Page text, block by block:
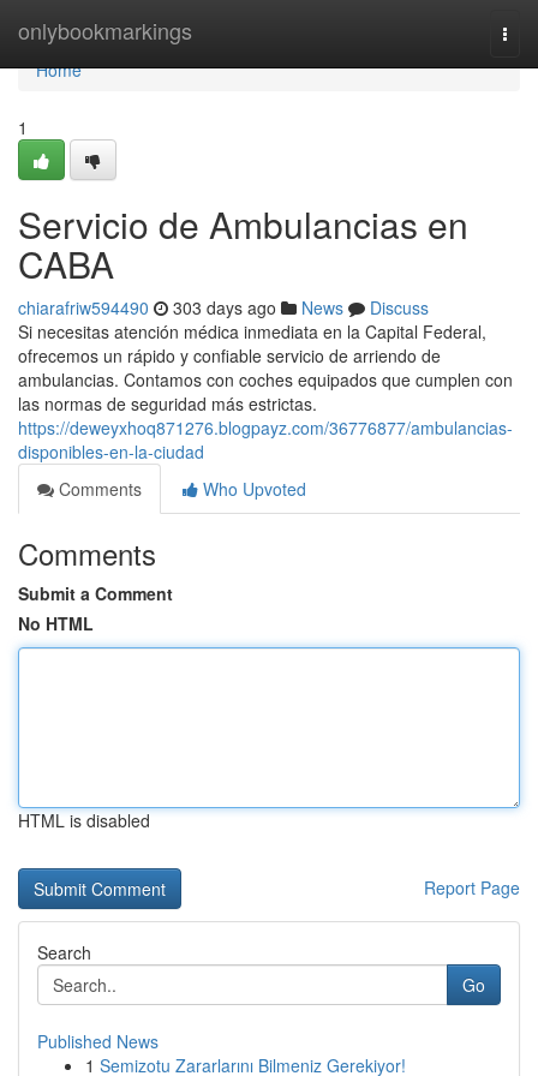
onlybookmarkings
Home
Home
1
Servicio de Ambulancias en
CABA
chiarafriw594490 303 days ago News
Discuss
Si necesitas atención médica inmediata en la Capital Federal,
ofrecemos un rápido y confiable servicio de arriendo de
ambulancias. Contamos con coches equipados que cumplen con
las normas de seguridad más estrictas.
https://deweyxhoq871276.blogpayz.com/36776877/ambulancias-
disponibles-en-la-ciudad
Comments
Who Upvoted
Comments
Submit a Comment
No HTML
HTML is disabled
Report Page
Search
Go
Published News
1 Semizotu Zararlarını Bilmeniz Gerekiyor!